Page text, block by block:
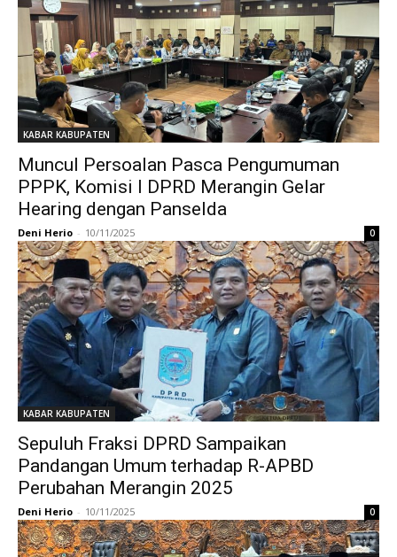
KABAR KABUPATEN
Muncul Persoalan Pasca Pengumuman
PPPK, Komisi I DPRD Merangin Gelar
Hearing dengan Panselda
Deni Herio - 10/11/2025 0
KABAR KABUPATEN
Sepuluh Fraksi DPRD Sampaikan
Pandangan Umum terhadap R-APBD
Perubahan Merangin 2025
Deni Herio - 10/11/2025 0